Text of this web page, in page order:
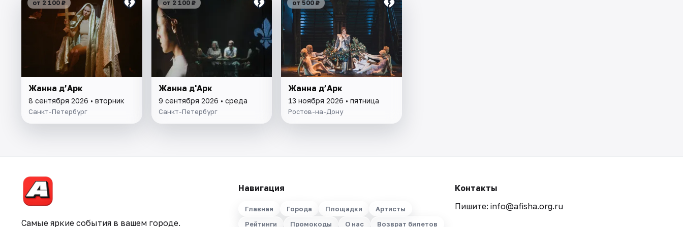
от 2 100 ₽
Жанна д’Арк
8 сентября 2026 • вторник
Санкт-Петербург
от 2 100 ₽
Жанна д'Арк
9 сентября 2026 • среда
Санкт-Петербург
от 500 ₽
Жанна д’Арк
13 ноября 2026 • пятница
Ростов-на-Дону
Самые яркие события в вашем городе.
Навигация
Главная Города Площадки
Артисты
Рейтинги
Промокоды О нас Возврат билетов
Контакты
Пишите: info@afisha.org.ru